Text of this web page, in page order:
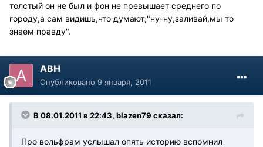
толстый он не был и фон не превышает среднего по
городу,а сам видишь,что думают;"ну-ну,заливай,мы то
знаем правду".
АВН
Опубликовано 9 января, 2011
В 08.01.2011 в 22:43, blazen79 сказал:
Про вольфрам услышал опять историю вспомнил